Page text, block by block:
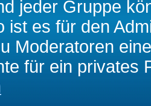
jeder Gruppe
ist es für den
Moderatoren
für ein privates